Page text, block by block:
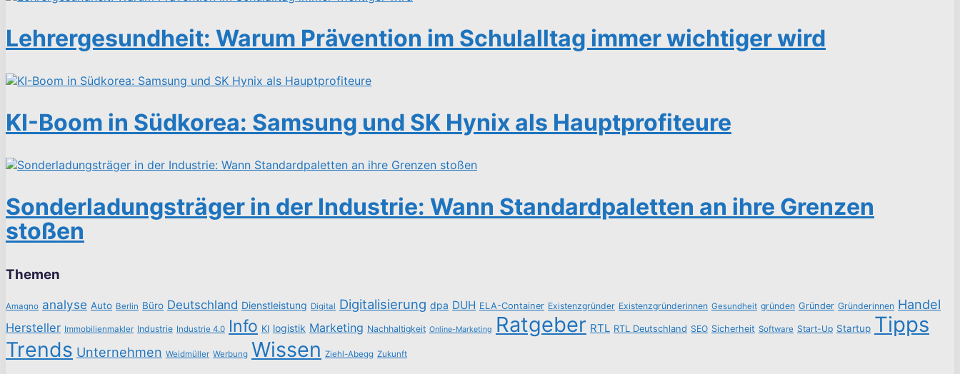
Lehrergesundheit: Warum Prävention im Schulalltag immer wichtiger wird
KI-Boom in Südkorea: Samsung und SK Hynix als Hauptprofiteure
Sonderladungsträger in der Industrie: Wann Standardpaletten an ihre Grenzen
stoßen
Themen
Amagno analyse Auto Berlin Büro Deutschland Dienstleistung Digital Digitalisierung dpa DUH ELA-Container Existenzgründer Existenzgründerinnen Gesundheit gründen Gründer Gründerinnen Handel
Hersteller Immobilienmakler Industrie Industrie 4.0 Info KI logistik Marketing Nachhaltigkeit Online-Marketing Ratgeber RTL RTL Deutschland SEO Sicherheit Software Start-Up Startup Tipps
Trends Unternehmen Weidmüller Werbung Wissen Ziehl-Abegg Zukunft